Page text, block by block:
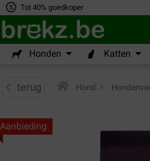
Tot 40% goedkoper
Honden Katten
terug Hond
Aanbieding